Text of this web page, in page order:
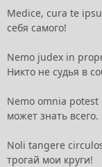
Medice, cura te
себя самого!
Nemo judex in
Никто не судья в
Nemo omnia potest
может знать всего.
Noli tangere
трогай мои круги!